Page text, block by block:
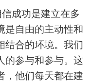
信成功是建立在多
是自由的主动性和
结合的环境。我们
的参与和参与。这
，他们每天都在建